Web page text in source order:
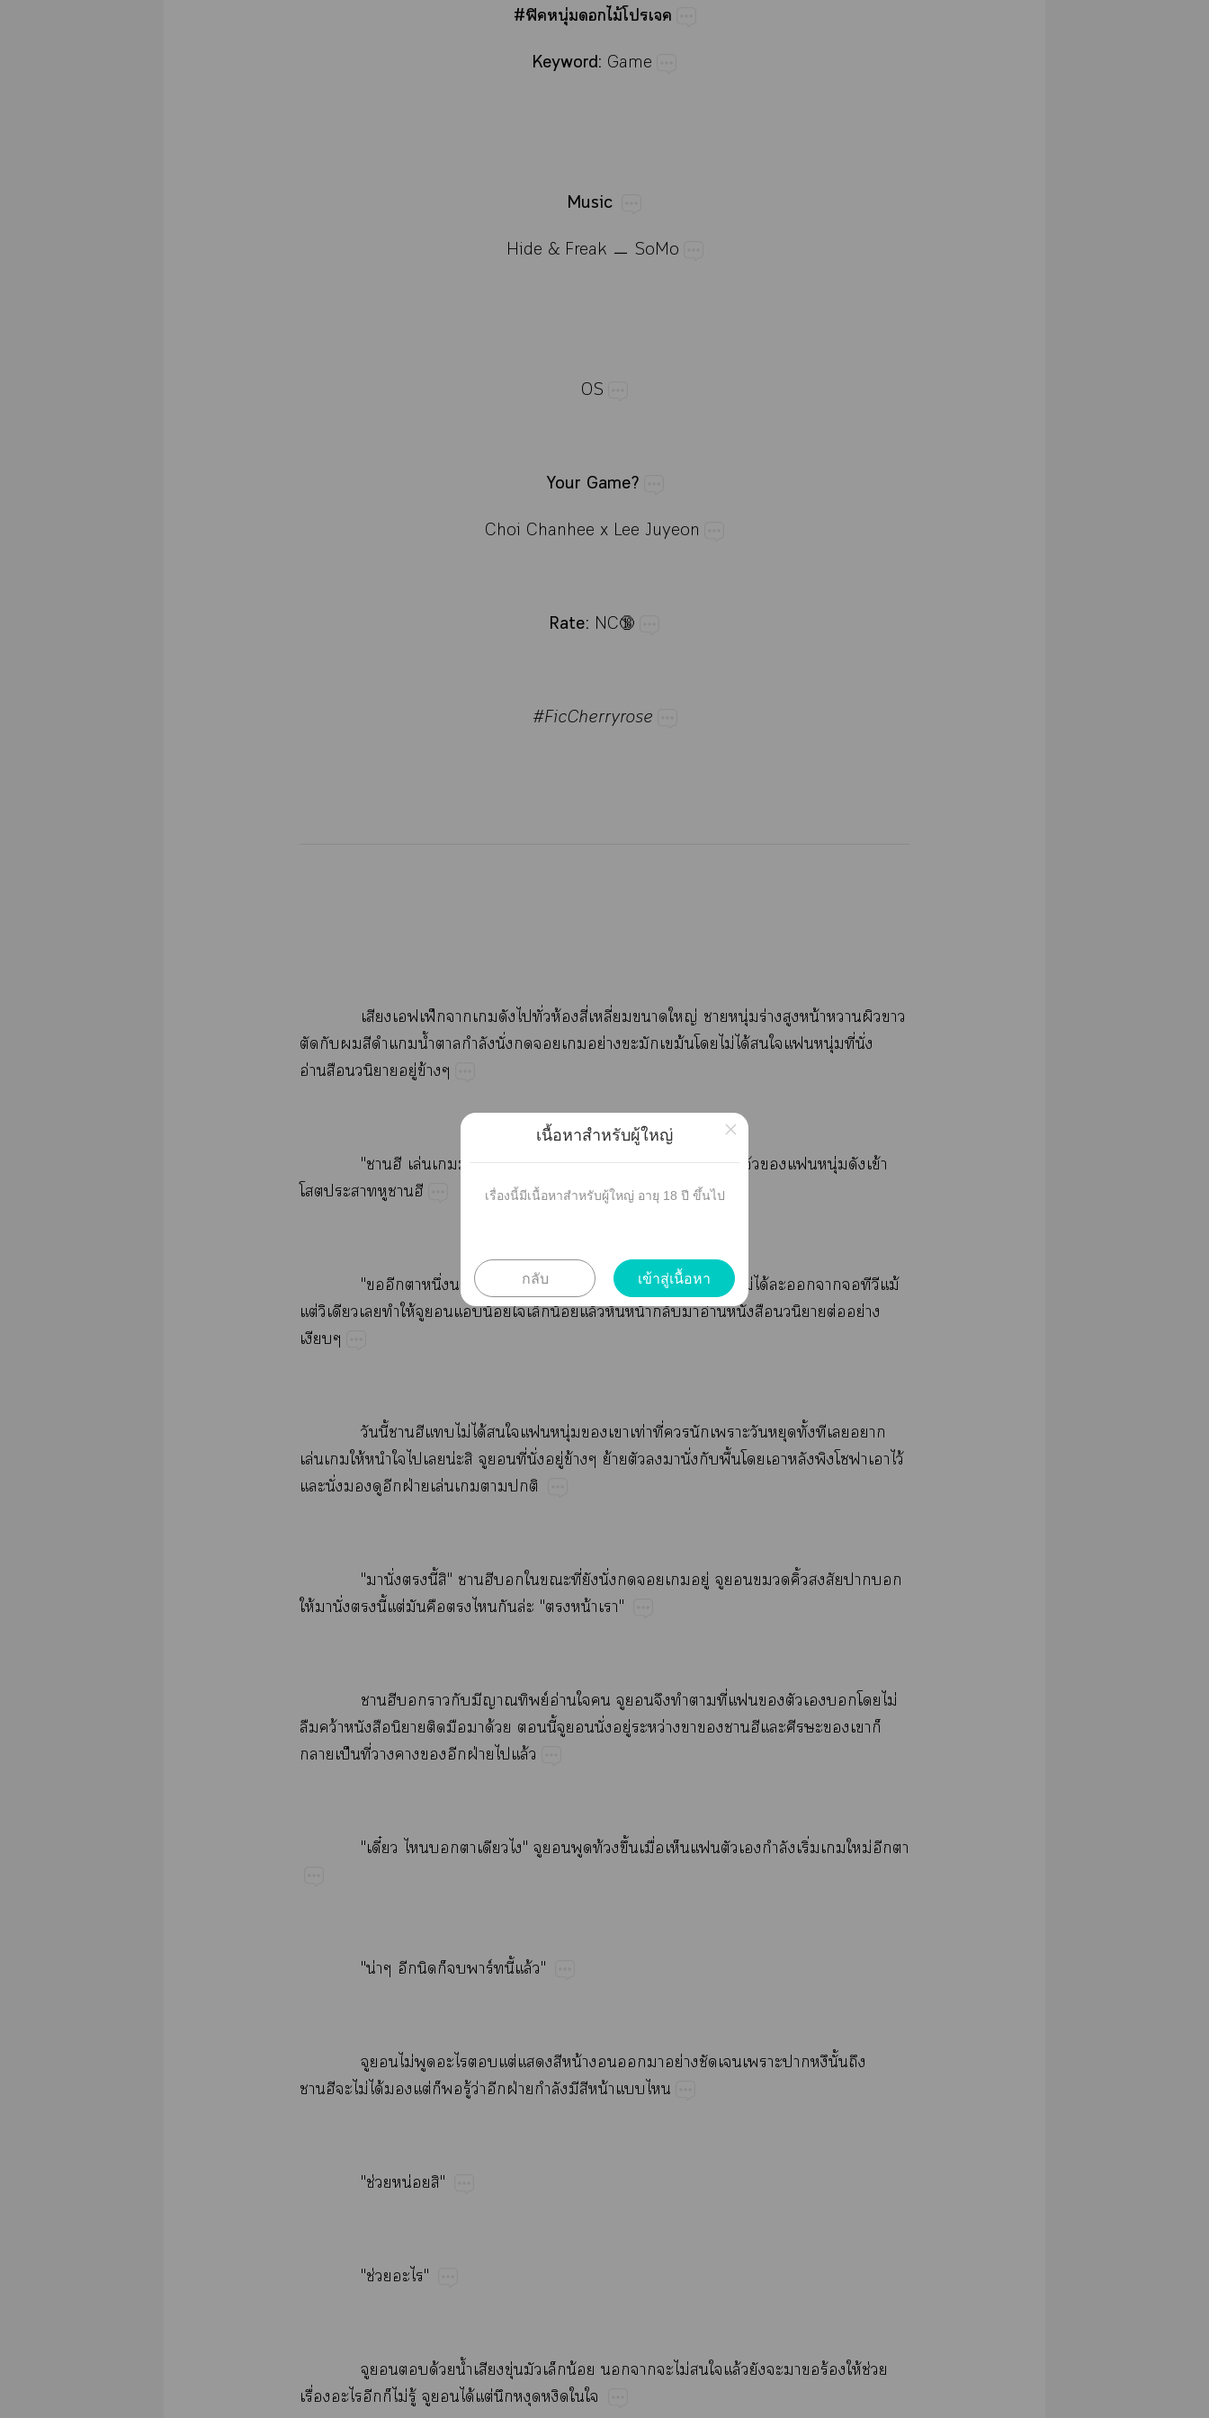
#ฟิุ่​​ไม้​​
Keyword: Game
Music
Hide​&​Freak​ㅡ​SoMo
OS
Your​Game?
Choi​Chanhee​x​Lee​Juyeon
Rate: ​NC🔞
#FicCherryrose
​ฟ็​​​​ั่​ห้​ี่​ี่​​ญ่​​ุ่​ร่​​น้​​​​
​​​​​​น้ำ​​ำ​ั่​​​ย่​ม้​​ไม่​ได้​​ุ่​ี่​ั่​
อ่​ู่​ข้
"​ล่​​​ั้​​ล้​​​​ก่​"​​ื้​จ้​ุ่​​ข้​
​​​
"​​​ึ่​"​​​​​​ต่​​​​​ไม่​ได้​​​​​​​ม้​
ต่​​​ให้​​​​น้​​​น้​ล้​​น้​​​อ่​​​ต่​ย่​

​ี้​​ไม่​ได้​​ุ่​​​ท่​ี่​​​​​​ั้​​​​
ล่​​ให้​​​​น่​​​ี่​ั่​ู่​ข้​ย้​​​​ั่​​ื้​​​​​​ไว้​
​ั่​​​​ฝ่​ล่​​​
"​ั่​​ี้​"​​​​ี่​​ั่​​​ู่​​​​ิ้​​​​
ให้​​ั่​​ี้​ต่​​​​​​ล่​"​น้​"
​​​​​ย์​อ่​​​​​​​​ี่​​​​​ไม่​
​ว้​​​​​​ด้​​ี้​​​ั่​ู่​ว่​​​​​​
​ป็​ี่​​​​​ฝ่​​ล้
"ี๋​​​​​"​​​​ท้​ึ้​ื่​​​ำ​ิ่​​ม่​​
"น่​​​​​ร์ี้​ล้"
​​ไม่​​​​ต่​​​น้​​​​ย่​​​ึั้​​
​ไม่​ได้​​ต่​​​ู้​ว่​​ฝ่​ำ​​​น้​​
"ช่​น่​"
"ช่​"
​​​ด้​น้ำ​​ุ่​​​น้​​​​ไม่​​​ล้​​​​​ร้​ให้​ช่​
ื่​​​​ไม่​ู้​​​ได้​ต่​​​​
เนื้อหาสำหรับผู้ใหญ่
เรื่องนี้มีเนื้อหาสำหรับผู้ใหญ่ อายุ 18 ปี ขึ้นไป
กลับ เข้าสู่เนื้อหา
×